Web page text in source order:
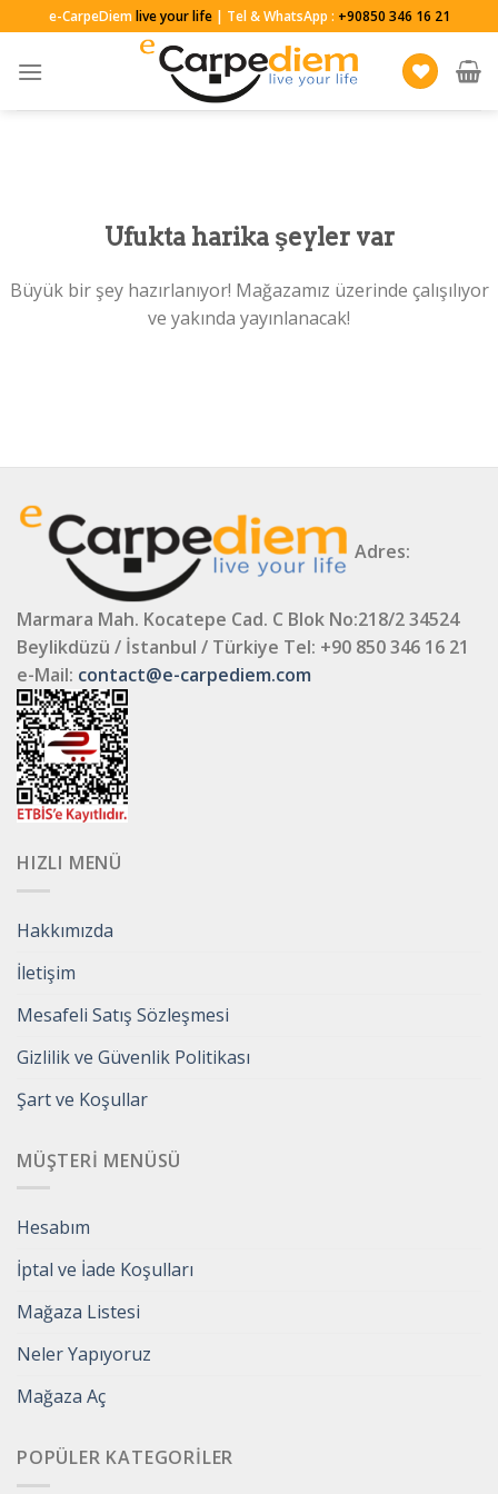
to
content
e-CarpeDiemlive your life| Tel & WhatsApp : +90850 346 16 21
Ufukta harika şeyler var
Büyük bir şey hazırlanıyor! Mağazamız üzerinde çalışılıyor
ve yakında yayınlanacak!
Adres:
Marmara Mah. Kocatepe Cad. C Blok No:218/2 34524
Beylikdüzü / İstanbul / Türkiye Tel: +90 850 346 16 21
e-Mail: contact@e-carpediem.com
HIZLI MENÜ
Hakkımızda
İletişim
Mesafeli Satış Sözleşmesi
Gizlilik ve Güvenlik Politikası
Şart ve Koşullar
MÜŞTERI MENÜSÜ
Hesabım
İptal ve İade Koşulları
Mağaza Listesi
Neler Yapıyoruz
Mağaza Aç
POPÜLER KATEGORILER